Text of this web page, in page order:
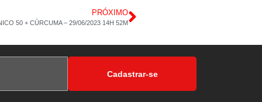
PRÓXIMO
50 + CÚRCUMA – 29/06/2023 14H 52M
Cadastrar-se